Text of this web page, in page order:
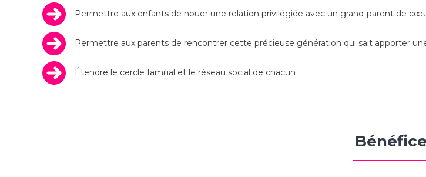
Permettre aux enfants de nouer une relation privilégiée avec un grand-parent de
Permettre aux parents de rencontrer cette précieuse génération qui sait apporter
Étendre le cercle familial et le réseau social de chacun